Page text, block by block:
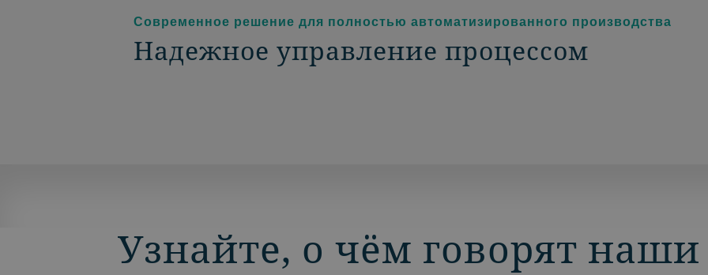
Современное решение для полностью автоматизированного производства
Надежное управление процессом
Узнайте, о чём говорят